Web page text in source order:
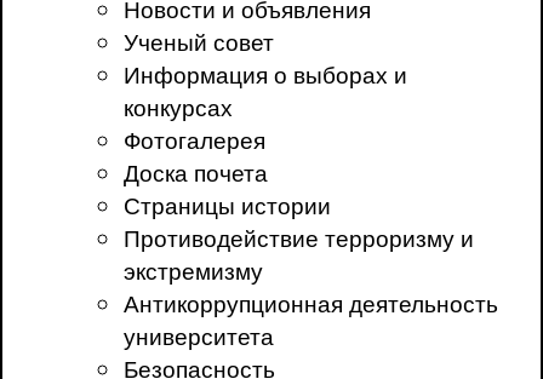
Новости и объявления
Ученый совет
Информация о выборах и
конкурсах
Фотогалерея
Доска почета
Страницы истории
Противодействие терроризму и
экстремизму
Антикоррупционная деятельность
университета
Безопасность